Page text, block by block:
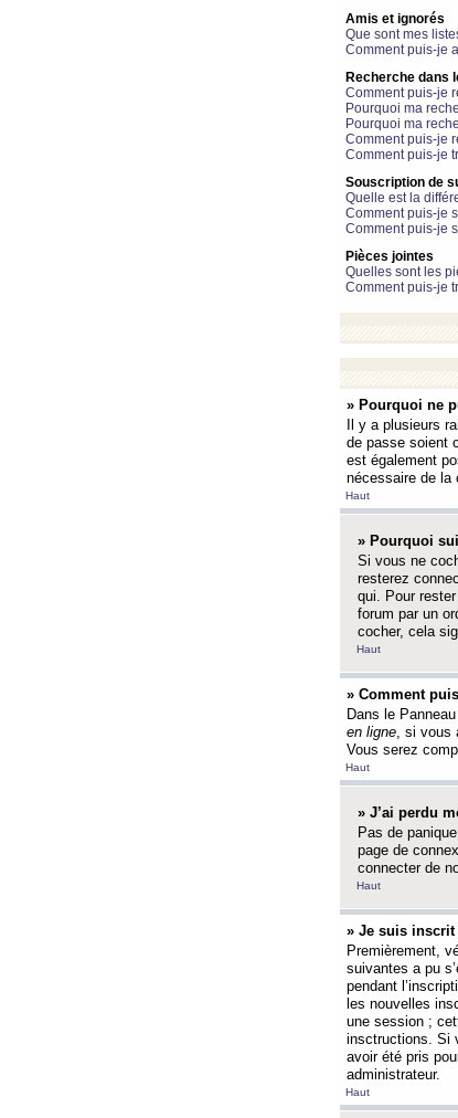
Amis et ignorés
Que sont mes
Comment puis-je
Recherche dans
Comment puis-je
Pourquoi ma
Pourquoi ma
Comment puis-je
Comment puis-je
Souscription de
Quelle est la
Comment puis-je
Comment puis-je
Pièces jointes
Quelles sont les
Comment puis-je
» Pourquoi ne
Il y a plusieurs
de passe soient
est également
nécessaire de la
Haut
» Pourquoi
Si vous ne
resterez
qui. Pour
forum par un
cocher, cela
Haut
» Comment
Dans le
en ligne, si vous
Vous serez
Haut
» J’ai perdu
Pas de
page de
connecter de
Haut
» Je suis inscrit
Premièrement,
suivantes a pu
pendant
les nouvelles
une session ;
insctructions. Si
avoir été pris
administrateur.
Haut